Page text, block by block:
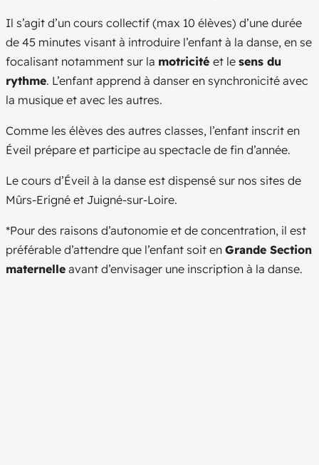
Il s’agit d’un cours collectif (max 10 élèves) d’une durée
de 45 minutes visant à introduire l’enfant à la danse, en se
focalisant notamment sur la motricité et le sens du
rythme. L’enfant apprend à danser en synchronicité avec
la musique et avec les autres.
Comme les élèves des autres classes, l’enfant inscrit en
Éveil prépare et participe au spectacle de fin d’année.
Le cours d’Éveil à la danse est dispensé sur nos sites de
Mûrs-Erigné et Juigné-sur-Loire.
*Pour des raisons d’autonomie et de concentration, il est
préférable d’attendre que l’enfant soit en Grande Section
maternelle avant d’envisager une inscription à la danse.